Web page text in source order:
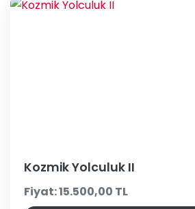
Kozmik Yolculuk II
Fiyat: 15.500,00 TL